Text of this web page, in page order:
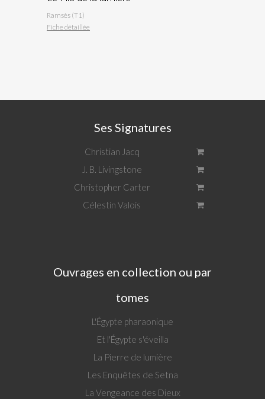
Ramsès (T1)
Fiche détaillée
Ses Signatures
Christian Jacq
J. B. Livingstone
Christopher Carter
Célestin Valois
Ouvrages en collection ou par
tomes
L'Égypte pharaonique
Et l'Égypte s'éveilla
La Pierre de lumière
Les Enquêtes de Setna
La Vengeance des Dieux